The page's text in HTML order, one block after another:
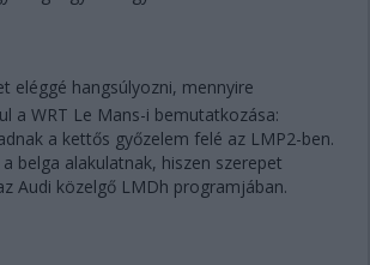
eléggé hangsúlyozni, mennyire
a WRT Le Mans-i bemutatkozása:
a kettős győzelem felé az LMP2-ben.
belga alakulatnak, hiszen szerepet
Audi közelgő LMDh programjában.